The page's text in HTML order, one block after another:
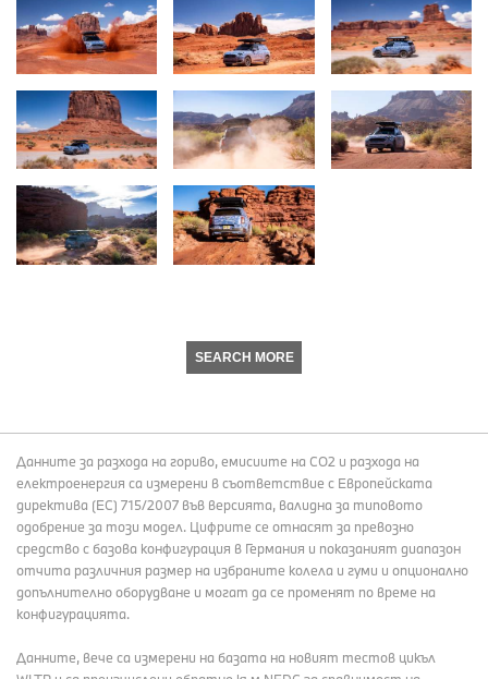
SEARCH MORE
Данните за разхода на гориво, емисиите на СО2 и разхода на
електроенергия са измерени в съответствие с Европейската
директива (EC) 715/2007 във версията, валидна за типовото
одобрение за този модел. Цифрите се отнасят за превозно
средство с базова конфигурация в Германия и показаният диапазон
отчита различния размер на избраните колела и гуми и опционално
допълнително оборудване и могат да се променят по време на
конфигурацията.
Данните, вече са измерени на базата на новият тестов цикъл